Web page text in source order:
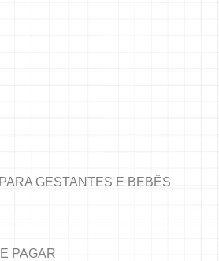
GESTANTES E BEBÊS
PAGAR